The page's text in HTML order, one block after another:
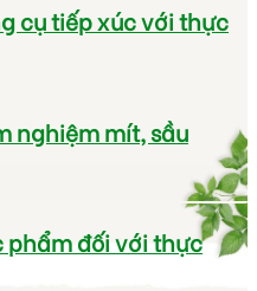
cụ tiếp xúc với thực
nghiệm mít, sầu
phẩm đối với thực